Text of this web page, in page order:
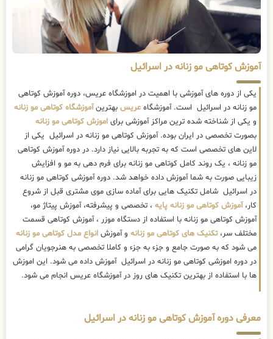
آموزش کوتاهی مو زنانه در اسرائیل
یکی از دوره های آموزشی با اهمیت در اموزشگاه عریس، دوره آموزش کوتاهی
مو زنانه در اسرائیل است. آموزشگاه عریس بهترینآموزشگاه کوتاهی مو زنانه
و یکی از شناخته شده ترین مراکز آموزشی برای اموزش کوتاهی مو زنانه
بصورت تخصصی در ایران بوده. آموزش کوتاهی مو زنانه در اسرائیل یکی از
لاین های تخصصی است که به تجربه بالایی نیاز دارد. در دوره آموزش کوتاهی
مو زنانه ، یک روند کامل کوتاهی مو زنانه برای فرم دهی به مو و افزایش
زیبایی صورت به شما آموزش داده خواهد شد. دوره آموزشی کوتاهی مو زنانه
در اسرائیل شامل تکنیک هایی برای آماده سازی موی مشتری قبل از شروع
کار،آموزش کوتاهی مو زنانه پایه ، تخصصی و پیشرفته، آموزش پیتاژ مو،
آموزش کوتاهی مو زنانه با استفاده از دستگاه موزر ، آموزش کوتاهی قسمت
مختلف سر،تکنیک های کوتاهی مو زنانه و آموزش انواع مدل کوتاهی مو زنانه
می شود که به صورت جامع و جزء به جزء و کاملا تخصصی به هنرجویان گرامی
در دوره اموزشی کوتاهی مو زنانه در اسرائیل آموزش داده می شود. این اموزش
ها با استفاده از بهترین تکنیک های روز در آموزشگاه عریس انجام می شود.
معرفی دوره آموزش کوتاهی مو زنانه در اسرائیل